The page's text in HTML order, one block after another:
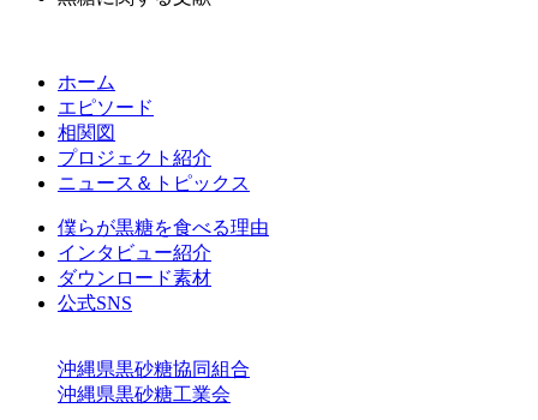
ホーム
エピソード
相関図
プロジェクト紹介
ニュース＆トピックス
僕らが黒糖を食べる理由
インタビュー紹介
ダウンロード素材
公式SNS
沖縄県黒砂糖協同組合
沖縄県黒砂糖工業会